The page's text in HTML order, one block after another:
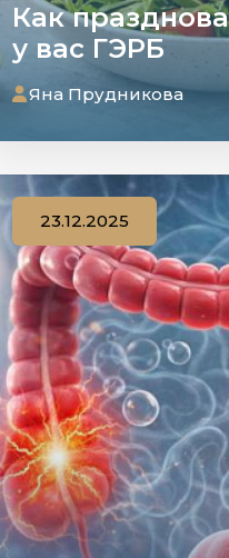
Как
у вас ГЭРБ
Яна Прудникова
23.12.2025